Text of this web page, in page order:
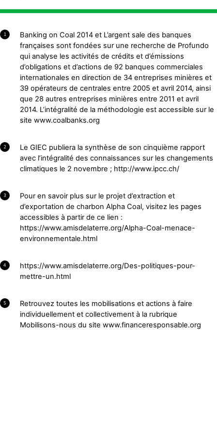
1
Banking on Coal 2014 et L’argent sale des banques
françaises sont fondées sur une recherche de Profundo
qui analyse les activités de crédits et d’émissions
d’obligations et d’actions de 92 banques commerciales
internationales en direction de 34 entreprises minières et
39 opérateurs de centrales entre 2005 et avril 2014, ainsi
que 28 autres entreprises minières entre 2011 et avril
2014. L’intégralité de la méthodologie est accessible sur le
site www.coalbanks.org
2
Le GIEC publiera la synthèse de son cinquième rapport
avec l’intégralité des connaissances sur les changements
climatiques le 2 novembre ; http://www.ipcc.ch/
3
Pour en savoir plus sur le projet d’extraction et
d’exportation de charbon Alpha Coal, visitez les pages
accessibles à partir de ce lien :
https://www.amisdelaterre.org/Alpha-Coal-menace-
environnementale.html
4
https://www.amisdelaterre.org/Des-politiques-pour-
mettre-un.html
5
Retrouvez toutes les mobilisations et actions à faire
individuellement et collectivement à la rubrique
Mobilisons-nous du site www.financeresponsable.org